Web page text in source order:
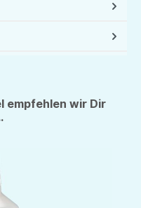
empfehlen wir Dir